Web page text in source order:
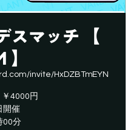
スマッチ 【
】
invite/HxDZBTmEYN
￥4000円
開催
00分